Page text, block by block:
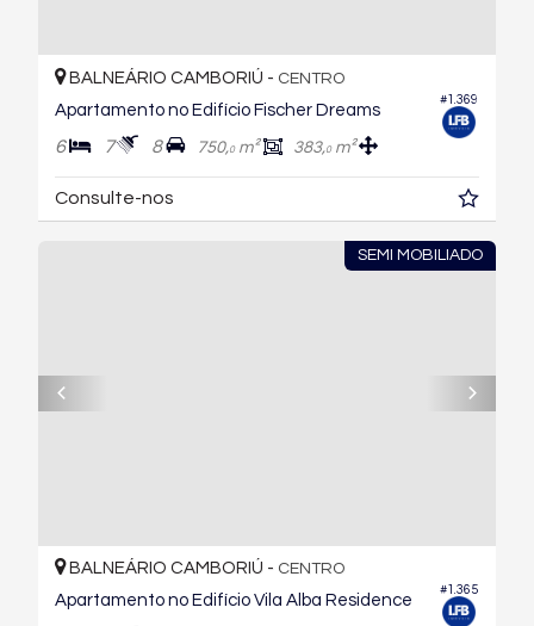
#1.369
BALNEÁRIO CAMBORIÚ - CENTRO
Apartamento no Edifício Fischer Dreams
6 7 8 750,0m² 383,0m²
Consulte-nos
SEMI MOBILIADO
#1.365
BALNEÁRIO CAMBORIÚ - CENTRO
Apartamento no Edifício Vila Alba Residence